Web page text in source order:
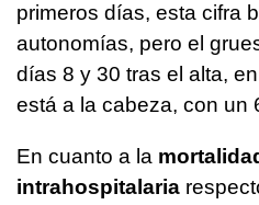
primeros días, esta cifra
autonomías, pero el
días 8 y 30 tras el alta,
está a la cabeza, con un
En cuanto a la
intrahospitalaria